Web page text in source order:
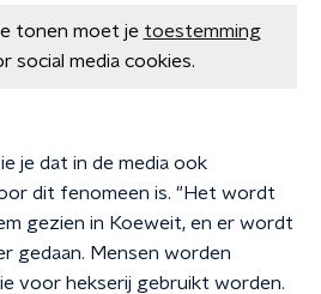
tonen moet je toestemming
social media cookies.
je dat in de media ook
dit fenomeen is. "Het wordt
gezien in Koeweit, en er wordt
gedaan. Mensen worden
voor hekserij gebruikt worden.